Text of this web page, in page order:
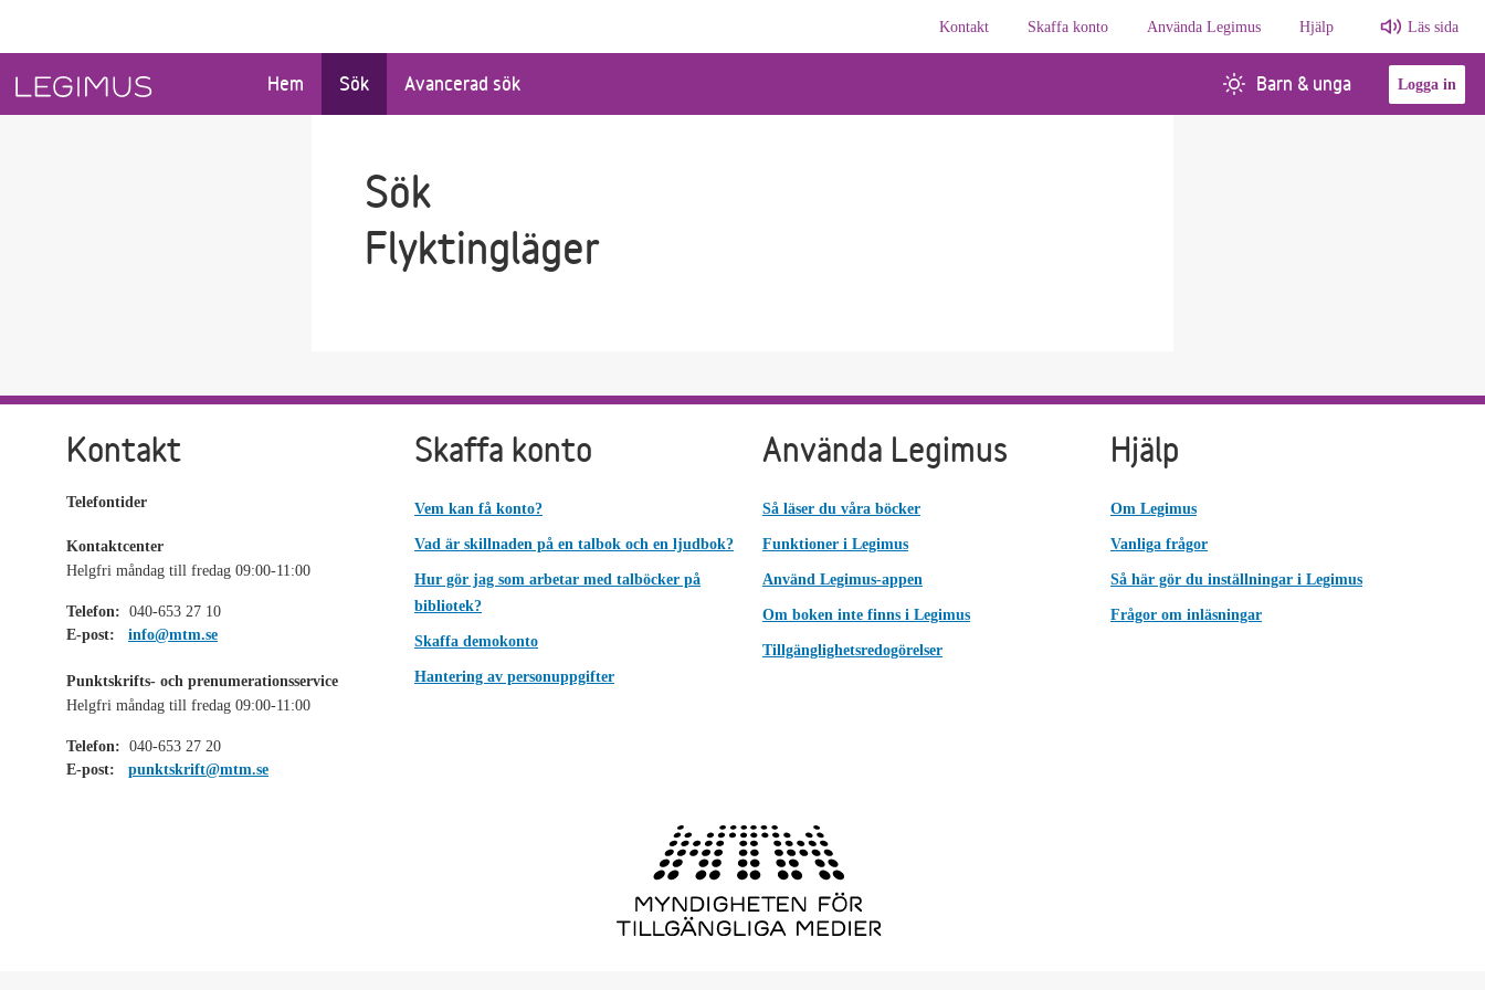
Kontakt
Skaffa konto Använda Legimus Hjälp Läs sida
Hem Sök Avancerad sök Barn & unga Logga in
Sök
Flyktingläger
Kontakt
Telefontider
Kontaktcenter
Helgfri måndag till fredag 09:00-11:00
Telefon: 040-653 27 10
E-post:
info@mtm.se
Punktskrifts- och prenumerationsservice
Helgfri måndag till fredag 09:00-11:00
Telefon: 040-653 27 20
E-post:
punktskrift@mtm.se
Skaffa konto
Vem kan få konto?
Vad är skillnaden på en talbok och en ljudbok?
Hur gör jag som arbetar med talböcker på
bibliotek?
Skaffa demokonto
Hantering av personuppgifter
Använda Legimus
Så läser du våra böcker
Funktioner i Legimus
Använd Legimus-appen
Om boken inte finns i Legimus
Tillgänglighetsredogörelser
Hjälp
Om Legimus
Vanliga frågor
Så här gör du inställningar i Legimus
Frågor om inläsningar